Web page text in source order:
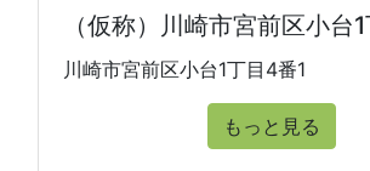
（仮称）川崎市宮前区小台
川崎市宮前区小台1丁目4番1
もっと見る